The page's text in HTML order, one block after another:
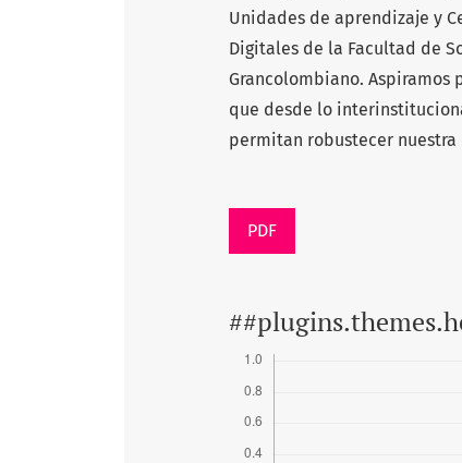
Unidades de aprendizaje y
Digitales de la Facultad de
Grancolombiano.
que desde lo
permitan robustecer nuestra
PDF